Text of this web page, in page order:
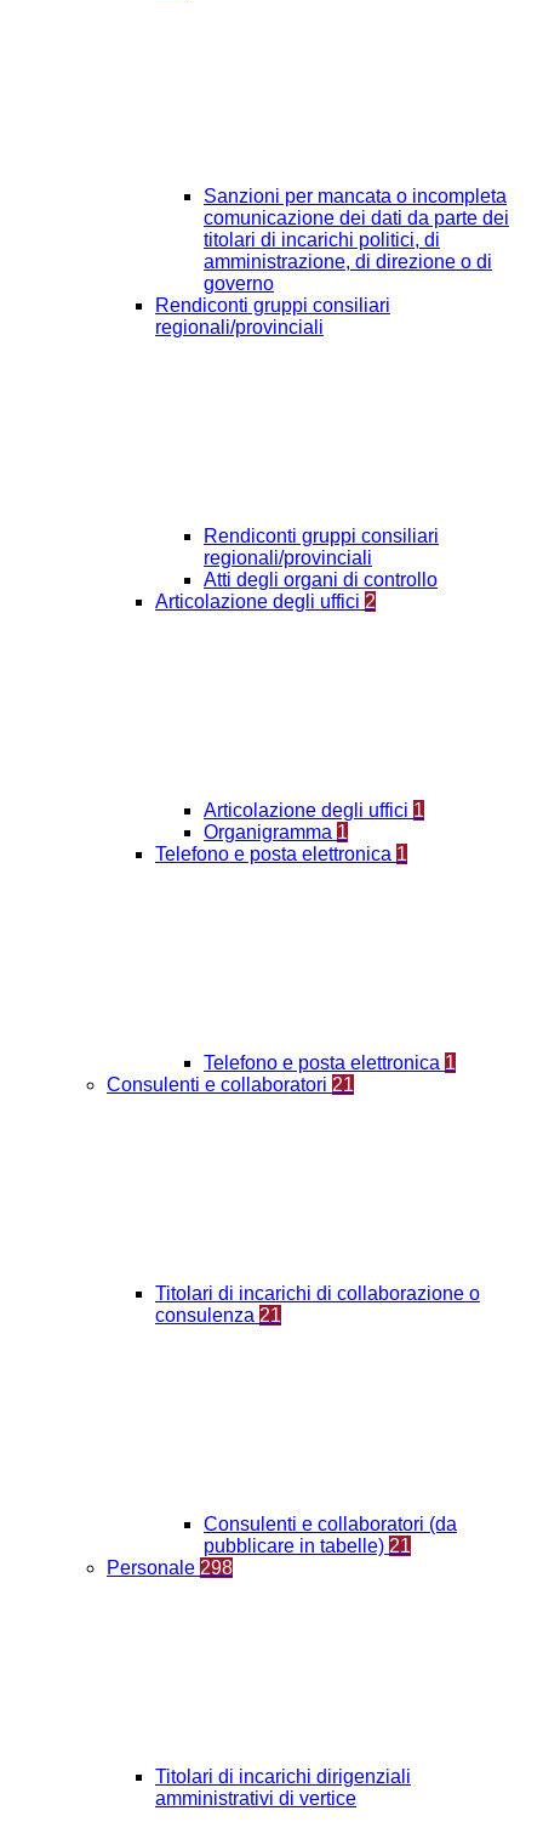
Sanzioni per mancata o incompleta
comunicazione dei dati da parte dei
titolari di incarichi politici, di
amministrazione, di direzione o di
governo
Rendiconti gruppi consiliari
regionali/provinciali
Rendiconti gruppi consiliari
regionali/provinciali
Atti degli organi di controllo
Articolazione degli uffici 2
Articolazione degli uffici 1
Organigramma 1
Telefono e posta elettronica 1
Telefono e posta elettronica 1
Consulenti e collaboratori 21
Titolari di incarichi di collaborazione o
consulenza 21
Consulenti e collaboratori (da
pubblicare in tabelle) 21
Personale 298
Titolari di incarichi dirigenziali
amministrativi di vertice